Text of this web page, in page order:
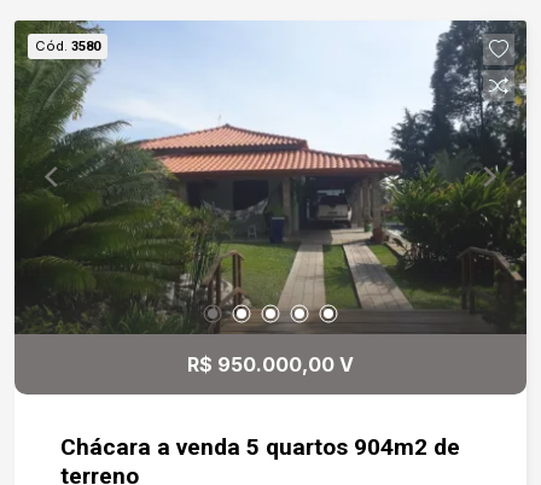
Cozinha gourmet com ilha em granito, totalmente
modulada e integrada à sala de jantar. Espaço de
convivência com churrasqueira e lareira, ideal
para momentos inesquecíveis. Piscina com praia
e quintal gramado, trazendo lazer e contato com a
natureza. Garagem para até 11 veículos, sendo 3
cobertas. Projeto arquitetônico impecável,
pensado para oferecer conforto, sofisticação e
funcionalidade. Pontos Positivos do Condomínio
Village Ipanema Localização estratégica: fácil
acesso pela Raposo Tavares, a apenas 15
minutos de Sorocaba e cerca de 120 km de São
Infraestrutura completa: ruas largas, áreas
verdes, lagos, pista de caminhada, quadras e
Cód. 3580
R$ 950.000,00 V
Chácara a venda 5 quartos 904m2 de
terreno